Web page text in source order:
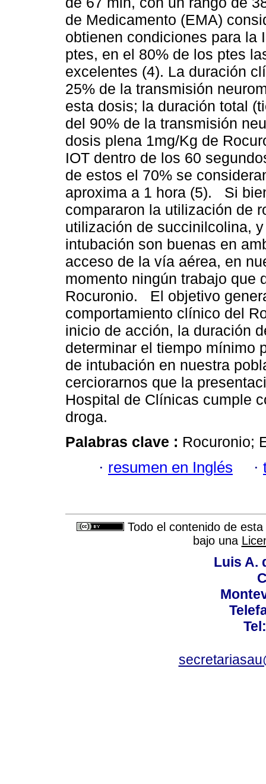
de Medicamento (EMA)
obtienen condiciones para la
ptes, en el 80% de los ptes
excelentes (4). La duración
25% de la transmisión
esta dosis; la duración total
del 90% de la transmisión
dosis plena 1mg/Kg de
IOT dentro de los 60
de estos el 70% se
aproxima a 1 hora (5). Si
compararon la utilización de
utilización de succinilcolina,
intubación son buenas en
acceso de la vía aérea, en
momento ningún trabajo que
Rocuronio. El objetivo
comportamiento clínico del
inicio de acción, la duración
determinar el tiempo mínimo
de intubación en nuestra
cerciorarnos que la
Hospital de Clínicas cumple
droga.
Palabras clave : Rocuronio;
· resumen en Inglés ·
Todo el contenido de
bajo una
Luis A.